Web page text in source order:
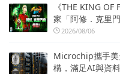
《THE KING OF
家「阿修．克里
2026/08/06
Microchip攜手美
構，滿足AI與資